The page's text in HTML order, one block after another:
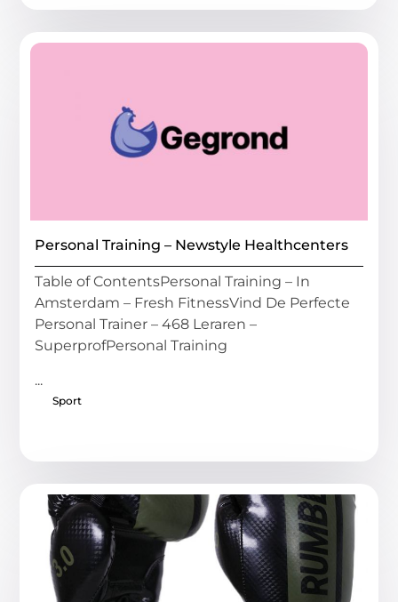
Personal Training – Newstyle Healthcenters
Table of ContentsPersonal Training – In
Amsterdam – Fresh FitnessVind De Perfecte
Personal Trainer – 468 Leraren –
SuperprofPersonal Training
...
Sport